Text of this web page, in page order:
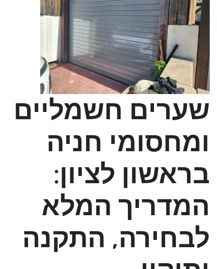
שערים חשמליים
ומחסומי חניה
בראשון לציון:
המדריך המלא
לבחירה, התקנה